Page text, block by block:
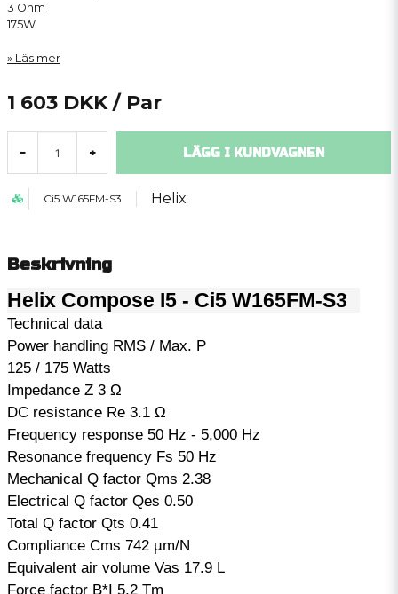
3 Ohm
175W
Läs mer
1 603 DKK / Par
- + LÄGG I KUNDVAGNEN
Ci5 W165FM-S3 Helix
Beskrivning
Helix Compose I5 - Ci5 W165FM-S3
Technical data
Power handling RMS / Max. P
125 / 175 Watts
Impedance Z 3 Ω
DC resistance Re 3.1 Ω
Frequency response 50 Hz - 5,000 Hz
Resonance frequency Fs 50 Hz
Mechanical Q factor Qms 2.38
Electrical Q factor Qes 0.50
Total Q factor Qts 0.41
Compliance Cms 742 µm/N
Equivalent air volume Vas 17.9 L
Force factor B*I 5.2 Tm